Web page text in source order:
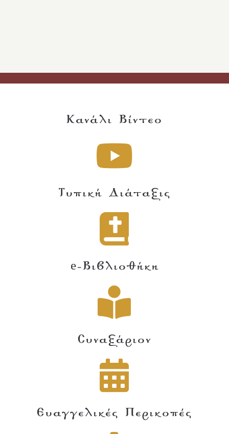
Κανάλι Βίντεο
Τυπική Διάταξις
e-Βιβλιοθήκη
Συναξάριον
Ευαγγελικές Περικοπές